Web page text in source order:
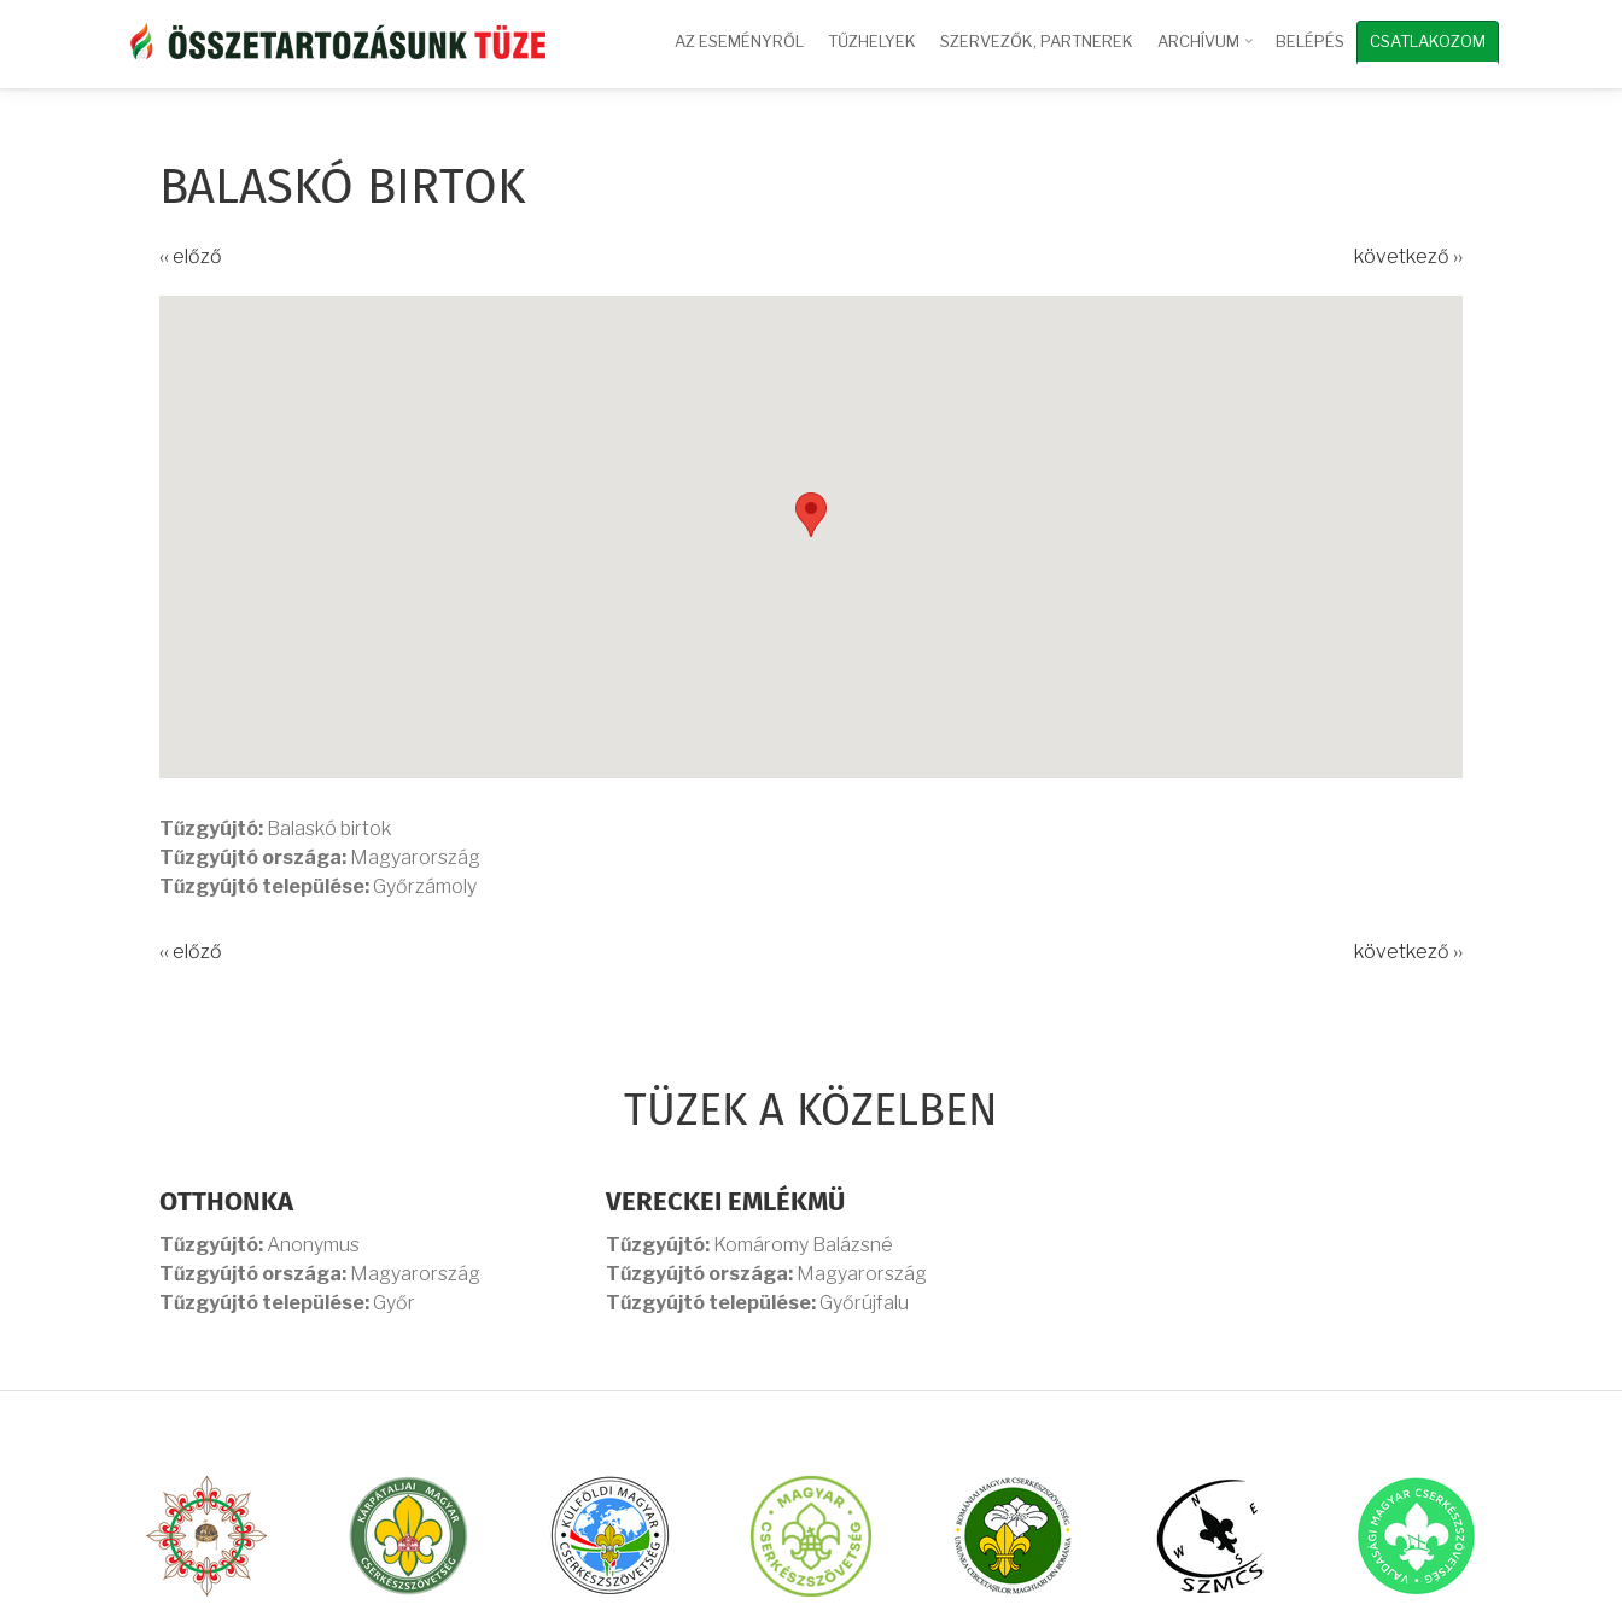
AZ ESEMÉNYRŐL TŰZHELYEK SZERVEZŐK, PARTNEREK ARCHÍVUM BELÉPÉS CSATLAKOZOM
BALASKÓ BIRTOK
‹‹ előző következő ››
Tűzgyújtó: Balaskó birtok
Tűzgyújtó országa: Magyarország
Tűzgyújtó települése: Győrzámoly
‹‹ előző következő ››
TÜZEK A KÖZELBEN
OTTHONKA
Tűzgyújtó: Anonymus
Tűzgyújtó országa: Magyarország
Tűzgyújtó települése: Győr
VERECKEI EMLÉKMÜ
Tűzgyújtó: Komáromy Balázsné
Tűzgyújtó országa: Magyarország
Tűzgyújtó települése: Győrújfalu